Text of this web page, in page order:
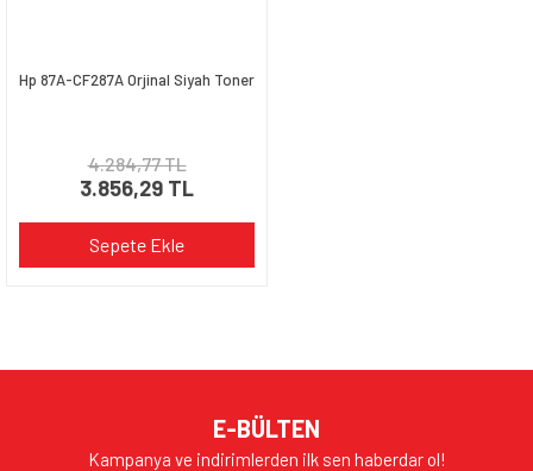
Hp 87A-CF287A Orjinal Siyah Toner
4.284,77 TL
3.856,29 TL
Sepete Ekle
E-BÜLTEN
Kampanya ve indirimlerden ilk sen haberdar ol!